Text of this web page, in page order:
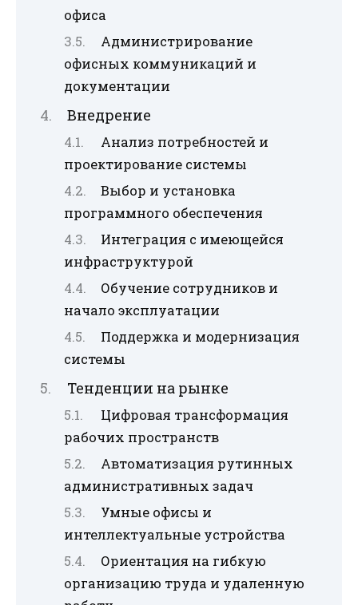
офиса
Администрирование
офисных коммуникаций и
документации
Внедрение
Анализ потребностей и
проектирование системы
Выбор и установка
программного обеспечения
Интеграция с имеющейся
инфраструктурой
Обучение сотрудников и
начало эксплуатации
Поддержка и модернизация
системы
Тенденции на рынке
Цифровая трансформация
рабочих пространств
Автоматизация рутинных
административных задач
Умные офисы и
интеллектуальные устройства
Ориентация на гибкую
организацию труда и удаленную